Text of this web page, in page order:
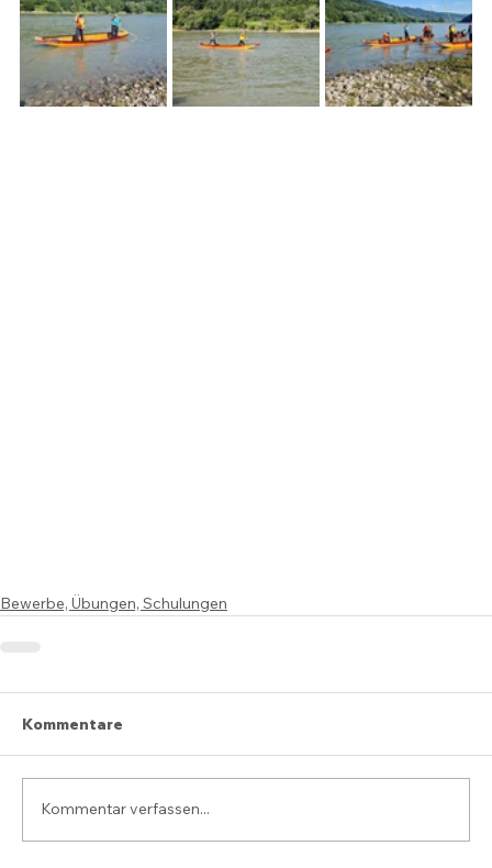
Bewerbe, Übungen, Schulungen
Kommentare
Kommentar verfassen...